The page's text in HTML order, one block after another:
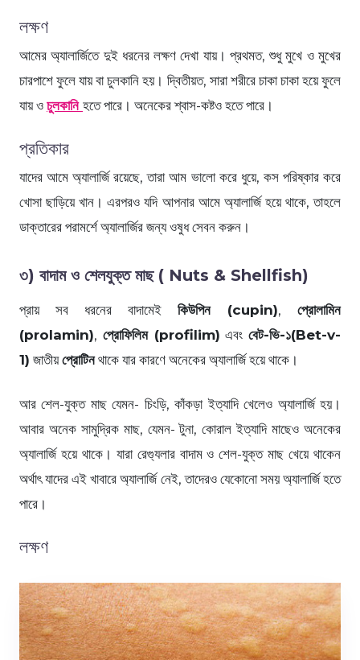
লক্ষণ
আমের অ্যালার্জিতে দুই ধরনের লক্ষণ দেখা যায়। প্রথমত, শুধু মুখে ও মুখের
চারপাশে ফুলে যায় বা চুলকানি হয়। দ্বিতীয়ত, সারা শরীরে চাকা চাকা হয়ে ফুলে
যায় ও চুলকানি হতে পারে। অনেকের শ্বাস-কষ্টও হতে পারে।
প্রতিকার
যাদের আমে অ্যালার্জি রয়েছে, তারা আম ভালো করে ধুয়ে, কস পরিষ্কার করে
খোসা ছাড়িয়ে খান। এরপরও যদি আপনার আমে অ্যালার্জি হয়ে থাকে, তাহলে
ডাক্তারের পরামর্শে অ্যালার্জির জন্য ওষুধ সেবন করুন।
৩) বাদাম ও শেলযুক্ত মাছ ( Nuts & Shellfish)
প্রায় সব ধরনের বাদামেই কিউপিন (cupin), প্রোলামিন
(prolamin), প্রোফিলিম (profilim) এবং বেট-ভি-১(Bet-v-
1) জাতীয়প্রোটিনথাকে যার কারণে অনেকের অ্যালার্জি হয়ে থাকে।
আর শেল-যুক্ত মাছ যেমন- চিংড়ি, কাঁকড়া ইত্যাদি খেলেও অ্যালার্জি হয়।
আবার অনেক সামুদ্রিক মাছ, যেমন- টুনা, কোরাল ইত্যাদি মাছেও অনেকের
অ্যালার্জি হয়ে থাকে। যারা রেগ্যুলার বাদাম ও শেল-যুক্ত মাছ খেয়ে থাকেন
অর্থাৎ যাদের এই খাবারে অ্যালার্জি নেই, তাদেরও যেকোনো সময় অ্যালার্জি হতে
পারে।
লক্ষণ